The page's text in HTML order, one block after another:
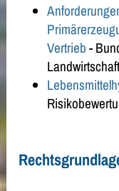
Vertrieb-
Landwirtschaft